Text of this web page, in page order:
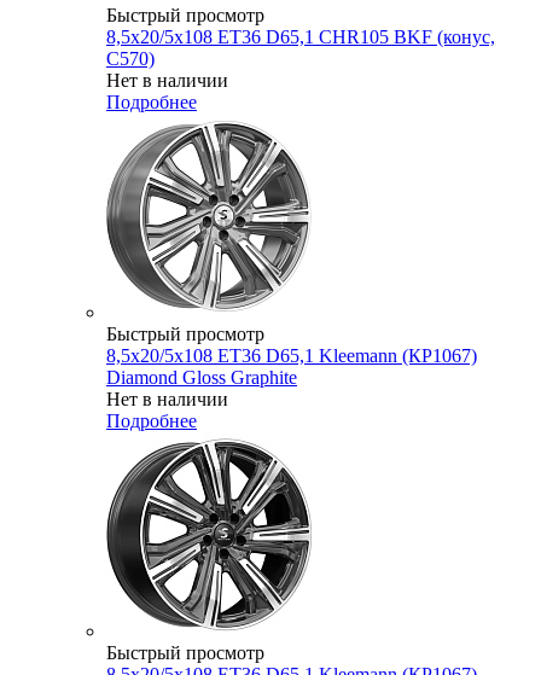
Быстрый просмотр
8,5x20/5x108 ET36 D65,1 CHR105 BKF (конус,
C570)
Нет в наличии
Подробнее
Быстрый просмотр
8,5x20/5x108 ET36 D65,1 Kleemann (КР1067)
Diamond Gloss Graphite
Нет в наличии
Подробнее
Быстрый просмотр